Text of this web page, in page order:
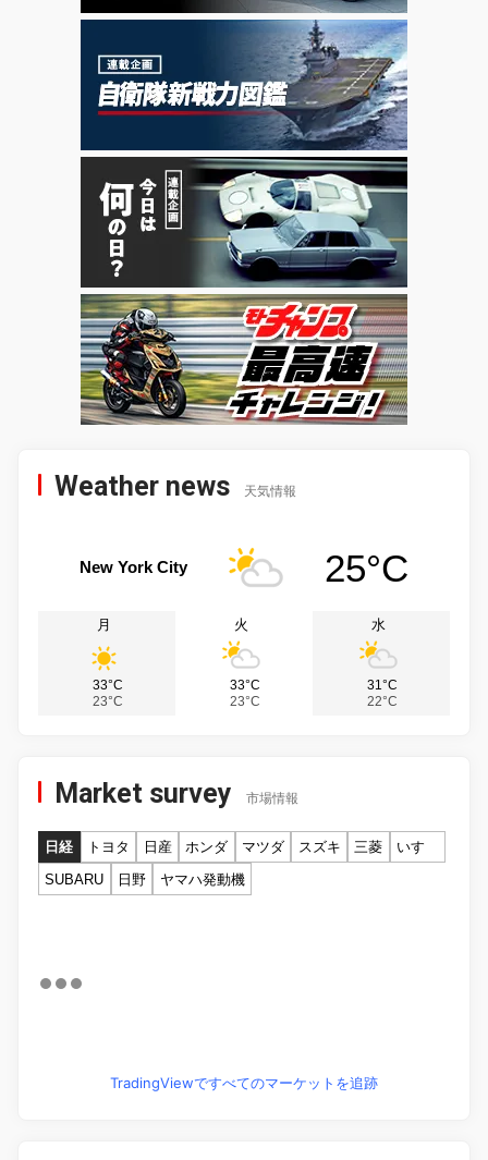
Weather news 天気情報
New York City 25°C
月
33°C
23°C
火
33°C
23°C
水
31°C
22°C
Market survey 市場情報
日経 トヨタ 日産 ホンダ マツダ スズキ 三菱
いすゞ
SUBARU
日野 ヤマハ発動機
TradingViewですべてのマーケットを追跡